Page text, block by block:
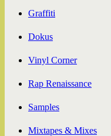
Graffiti
Dokus
Vinyl Corner
Rap Renaissance
Samples
Mixtapes & Mixes